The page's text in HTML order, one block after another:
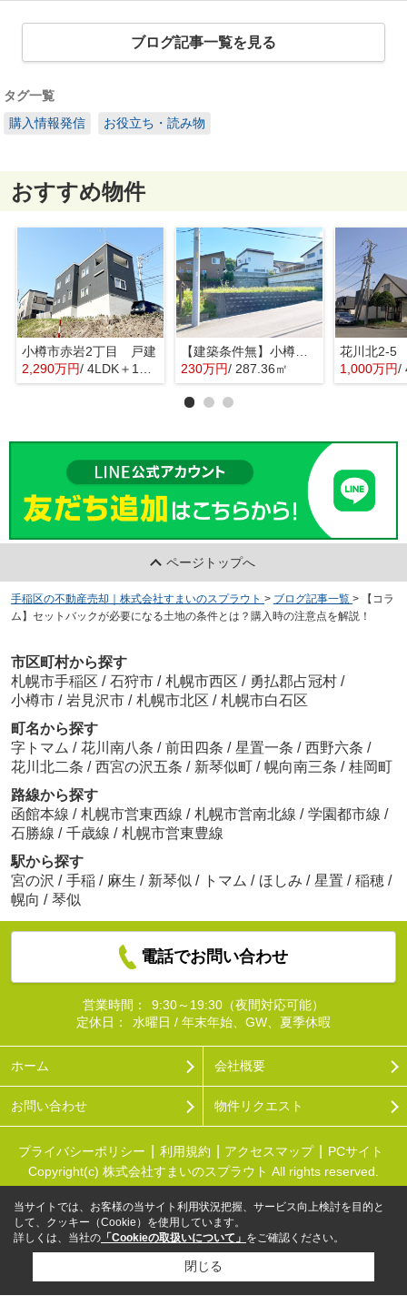
ブログ記事一覧を見る
タグ一覧
購入情報発信
お役立ち・読み物
おすすめ物件
小樽市赤岩2丁目 戸建
2,290万円/ 4LDK＋1S(納戸)
【建築条件無】小樽市桂岡町 更地土地
230万円/ 287.36㎡
花川北2-5
1,000万円/
ページトップへ
手稲区の不動産売却｜株式会社すまいのスプラウト > ブログ記事一覧 >
【コラ
ム】セットバックが必要になる土地の条件とは？購入時の注意点を解説！
市区町村から探す
札幌市手稲区 / 石狩市 / 札幌市西区 / 勇払郡占冠村 /
小樽市 / 岩見沢市 / 札幌市北区 / 札幌市白石区
町名から探す
字トマム / 花川南八条 / 前田四条 / 星置一条 / 西野六条 /
花川北二条 / 西宮の沢五条 / 新琴似町 / 幌向南三条 / 桂岡町
路線から探す
函館本線 / 札幌市営東西線 / 札幌市営南北線 / 学園都市線 /
石勝線 / 千歳線 / 札幌市営東豊線
駅から探す
宮の沢 / 手稲 / 麻生 / 新琴似 / トマム / ほしみ / 星置 / 稲穂 /
幌向 / 琴似
電話でお問い合わせ
営業時間：
9:30～19:30（夜間対応可能）
定休日：
水曜日 / 年末年始、GW、夏季休暇
ホーム 会社概要
お問い合わせ 物件リクエスト
プライバシーポリシー 利用規約 アクセスマップ
PCサイト
Copyright(c) 株式会社すまいのスプラウト All rights reserved.
当サイトでは、お客様の当サイト利用状況把握、サービス向上検討を目的と
して、クッキー（Cookie）を使用しています。
詳しくは、当社の 「Cookieの取扱いについて」 をご確認ください。
閉じる